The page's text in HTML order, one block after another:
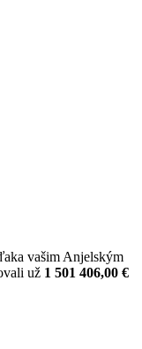
vašim Anjelským
už 1 501 406,00 €